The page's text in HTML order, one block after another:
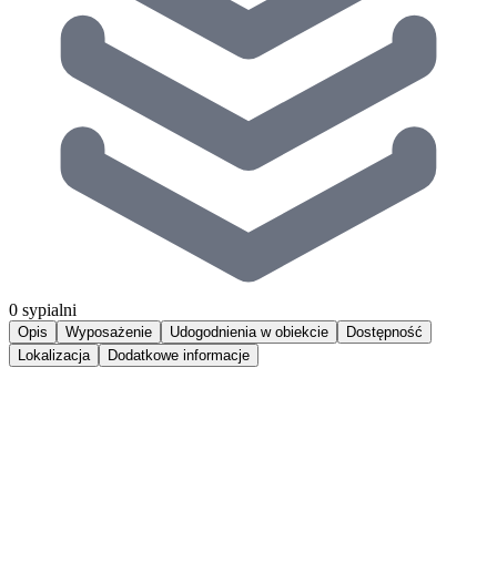
0 sypialni
Opis Wyposażenie Udogodnienia w obiekcie
Dostępność
Lokalizacja
Dodatkowe informacje